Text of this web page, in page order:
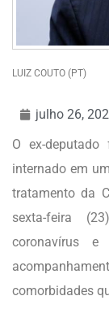
LUIZ COUTO (PT)
julho 26,
O ex-
internado em
tratamento da
sexta-feira
coronavírus
comorbidades